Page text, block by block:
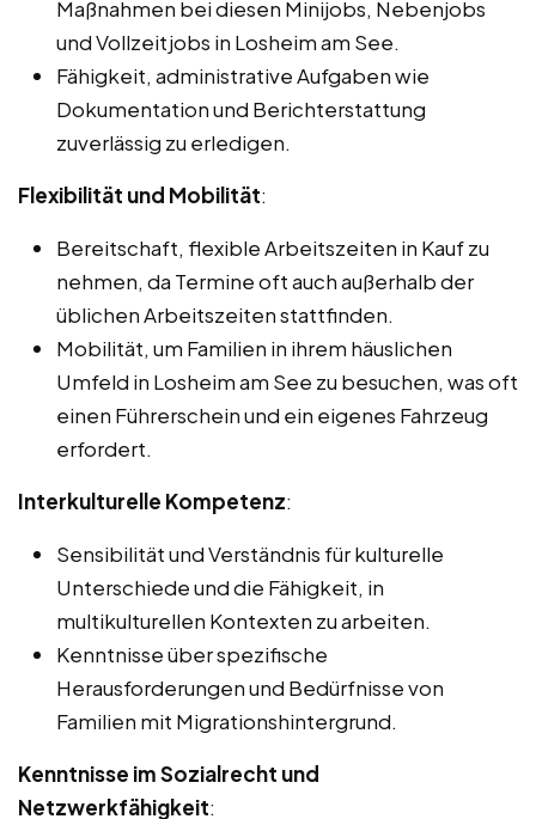
Maßnahmen bei diesen Minijobs, Nebenjobs
und Vollzeitjobs in Losheim am See.
Fähigkeit, administrative Aufgaben wie
Dokumentation und Berichterstattung
zuverlässig zu erledigen.
Flexibilität und Mobilität:
Bereitschaft, flexible Arbeitszeiten in Kauf zu
nehmen, da Termine oft auch außerhalb der
üblichen Arbeitszeiten stattfinden.
Mobilität, um Familien in ihrem häuslichen
Umfeld in Losheim am See zu besuchen, was oft
einen Führerschein und ein eigenes Fahrzeug
erfordert.
Interkulturelle Kompetenz:
Sensibilität und Verständnis für kulturelle
Unterschiede und die Fähigkeit, in
multikulturellen Kontexten zu arbeiten.
Kenntnisse über spezifische
Herausforderungen und Bedürfnisse von
Familien mit Migrationshintergrund.
Kenntnisse im Sozialrecht und
Netzwerkfähigkeit: